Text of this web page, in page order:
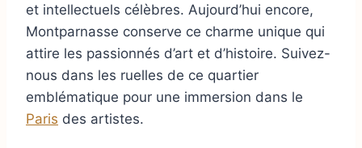
et intellectuels célèbres. Aujourd’hui encore,
Montparnasse conserve ce charme unique qui
attire les passionnés d’art et d’histoire. Suivez-
nous dans les ruelles de ce quartier
emblématique pour une immersion dans le
Paris des artistes.